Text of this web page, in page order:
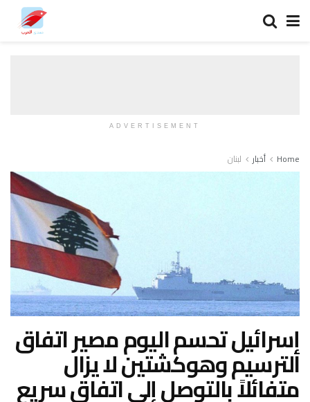
ADVERTISEMENT
Home أخبار لبنان
إسرائيل تحسم اليوم مصير اتفاق
الترسيم وهوكشتين لا يزال
متفائلاً بالتوصل إلى اتفاق سريع